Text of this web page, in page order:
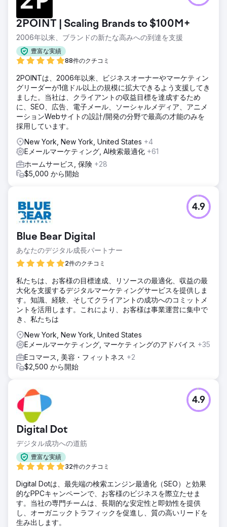
2POINT | Scaling Brands to $100M+
2006年以来、ブランドの新たな高みへの到達を支援
豊富な実績
88件のクチコミ
2POINTは、2006年以来、ビジネスオーナーやマーケティン
グリーダーが1億ドル以上の規模に拡大できるよう支援してき
ました。当社は、クライアントの収益目標を達成するため
に、SEO、広告、電子メール、ソーシャルメディア、アニメ
ーションWebサイトの設計/開発の分野で最高の才能のみを
採用しています。
New York, New York, United States +4
Eメールマーケティング, AI検索最適化 +61
ホームサービス, 保険 +28
$5,000 から開始
Blue Bear Digital
あなたのデジタル成長パートナー
2件のクチコミ
4.9
私たちは、お客様の目標達成、リソースの最適化、収益の最
大化を支援するデジタルマーケティングサービスを提供しま
す。知識、経験、そしてクライアントの成功へのコミットメ
ントを活用します。これにより、お客様は事業運営に集中で
き、私たちは
New York, New York, United States
Eメールマーケティング, マーケティングのアドバイス +35
Eコマース, 美容・フィットネス +2
$2,500 から開始
Digital Dot
デジタル成功への道筋
豊富な実績
32件のクチコミ
4.9
Digital Dotは、最先端の検索エンジン最適化（SEO）と効果
的なPPCキャンペーンで、お客様のビジネスを際立たせま
す。当社の専門チームは、長期的な安定性と即効性を提供
し、オーガニックトラフィックを促進し、質の高いリードを
生み出します。